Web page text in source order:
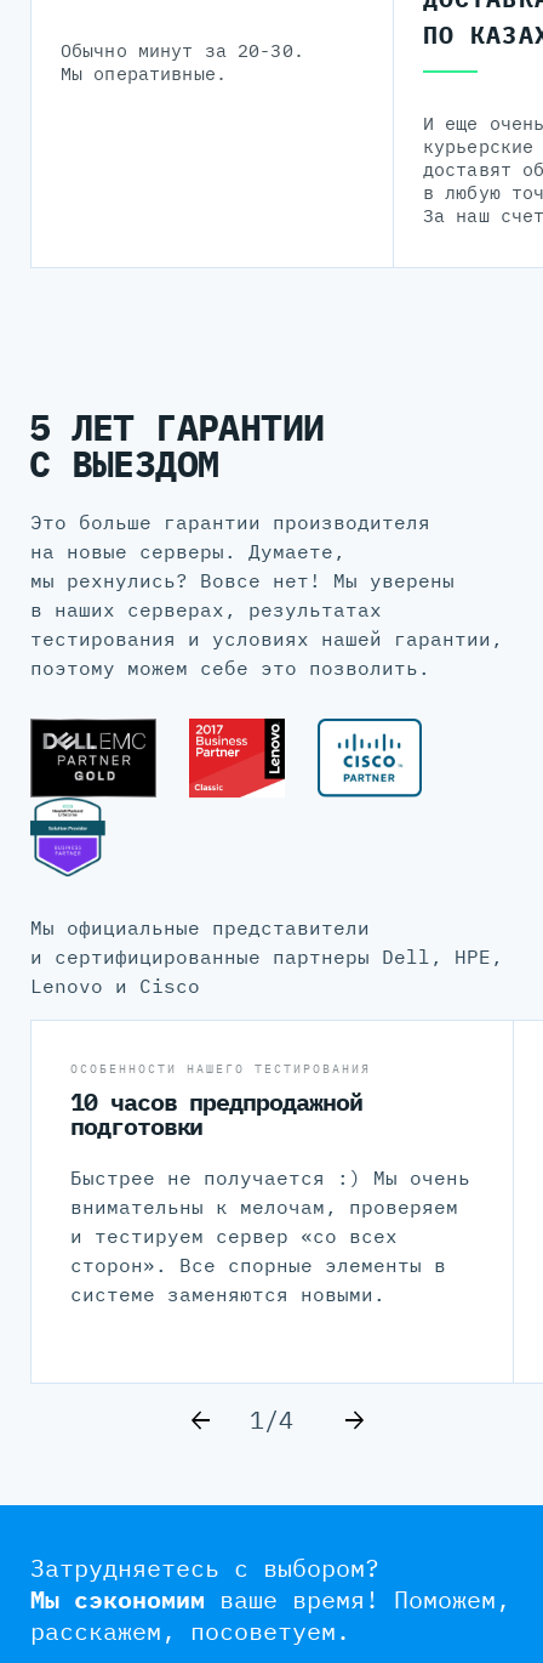
Обычно минут за 20-30.
Мы оперативные.
ПО
И еще
доставят
в любую
За наш
5 ЛЕТ ГАРАНТИИ
С ВЫЕЗДОМ
Это больше гарантии производителя
на новые серверы. Думаете,
мы рехнулись? Вовсе нет! Мы уверены
в наших серверах, результатах
тестирования и условиях нашей гарантии,
поэтому можем себе это позволить.
Мы официальные представители
и сертифицированные партнеры Dell, HPE,
Lenovo и Cisco
ОСОБЕННОСТИ НАШЕГО ТЕСТИРОВАНИЯ
10 часов предпродажной
подготовки
Быстрее не получается :) Мы очень
внимательны к мелочам, проверяем
и тестируем сервер «со всех
сторон». Все спорные элементы в
системе заменяются новыми.
1/4
Затрудняетесь с выбором?
Мы сэкономим ваше время! Поможем,
расскажем, посоветуем.